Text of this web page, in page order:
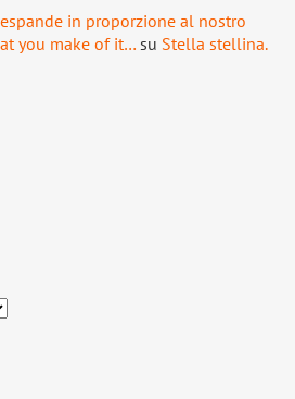
in proporzione al nostro
you make of it… su Stella stellina.